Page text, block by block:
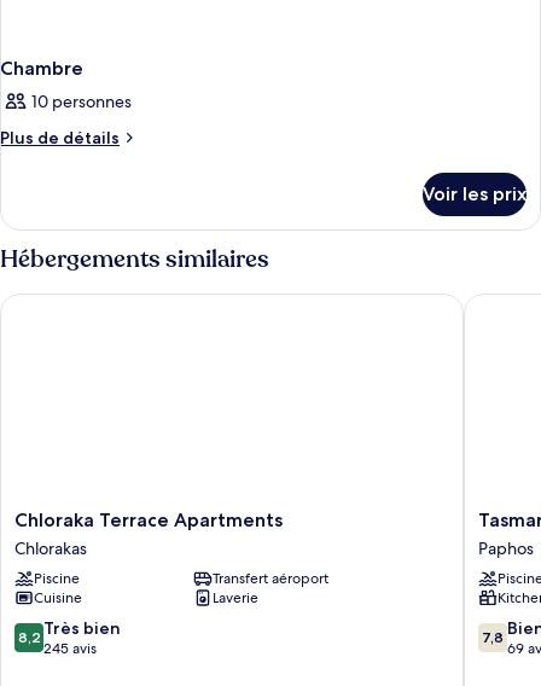
Chambre
10 personnes
Plus de détails
Plus
le
type
de
chambre
Chambre
Voir les prix
Hébergements similaires
Chloraka
Terrace
Apartments
Chlorakas
Chloraka Terrace Apartments
Chlorakas
Piscine
Transfert aéroport
Cuisine
Laverie
8.2
sur
8,2 Très bien
245 avis
Chloraka Terrace Apartments
Tasmaria
Paphos
Paphos
7.8
sur
7,8
69
Tasmaria